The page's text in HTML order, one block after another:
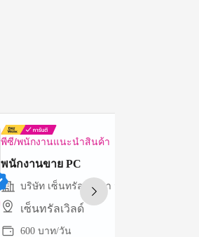
พีซี/พนักงานแนะนำสินค้า
พนักงานขาย PC
บริษัท เซ็นทรัลพัฒนา จำกัด (มหาชน)
เซ็นทรัลเวิลด์
600 บาท/วัน